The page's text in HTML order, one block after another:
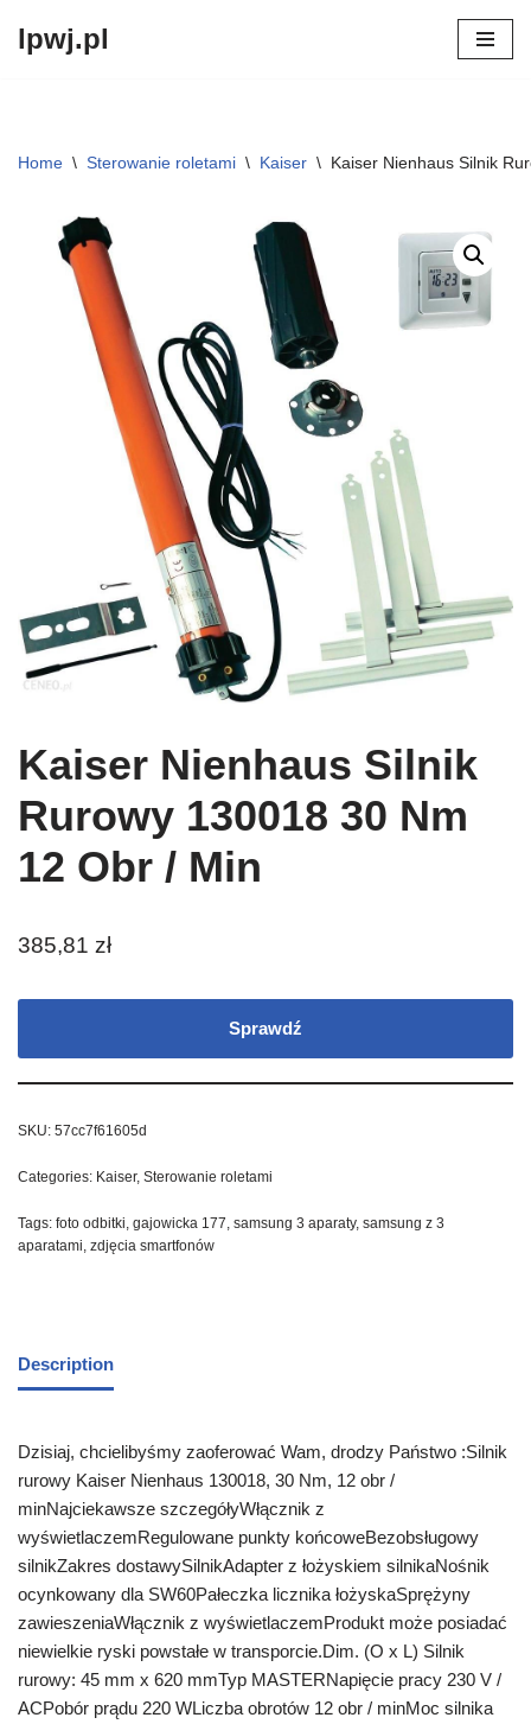
lpwj.pl
Home \ Sterowanie roletami \ Kaiser \ Kaiser Nienhaus Silnik
Kaiser Nienhaus Silnik
Rurowy 130018 30 Nm
12 Obr / Min
385,81 zł
Sprawdź
SKU: 57cc7f61605d
Categories: Kaiser, Sterowanie roletami
Tags: foto odbitki, gajowicka 177, samsung 3 aparaty, samsung z 3
aparatami, zdjęcia smartfonów
Description
Dzisiaj, chcielibyśmy zaoferować Wam, drodzy Państwo :Silnik
rurowy Kaiser Nienhaus 130018, 30 Nm, 12 obr /
minNajciekawsze szczegółyWłącznik z
wyświetlaczemRegulowane punkty końcoweBezobsługowy
silnikZakres dostawySilnikAdapter z łożyskiem silnikaNośnik
ocynkowany dla SW60Pałeczka licznika łożyskaSprężyny
zawieszeniaWłącznik z wyświetlaczemProdukt może posiadać
niewielkie ryski powstałe w transporcie.Dim. (O x L) Silnik
rurowy: 45 mm x 620 mmTyp MASTERNapięcie pracy 230 V /
ACPobór prądu 220 WLiczba obrotów 12 obr / minMoc silnika